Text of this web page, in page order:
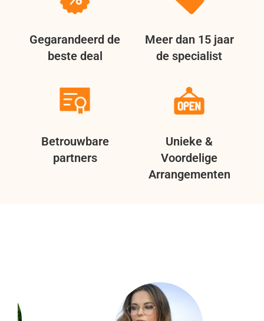
Gegarandeerd de
beste deal
Meer dan 15 jaar
de specialist
Betrouwbare
partners
Unieke &
Voordelige
Arrangementen